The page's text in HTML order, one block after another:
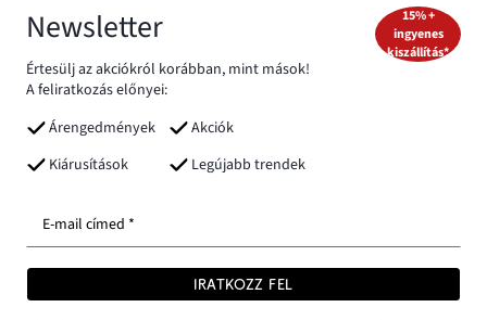
Newsletter
Értesülj az akciókról korábban, mint mások!
A feliratkozás előnyei:
Árengedmények
Akciók
Kiárusítások
Legújabb trendek
15% +
ingyenes
kiszállítás*
E-mail címed *
IRATKOZZ FEL